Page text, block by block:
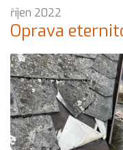
říjen 2022
Oprava